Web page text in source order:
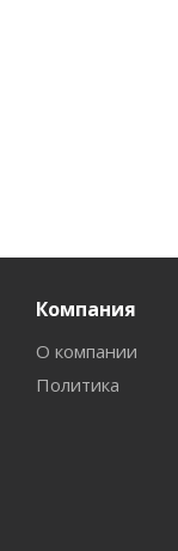
Компания
О компании
Политика